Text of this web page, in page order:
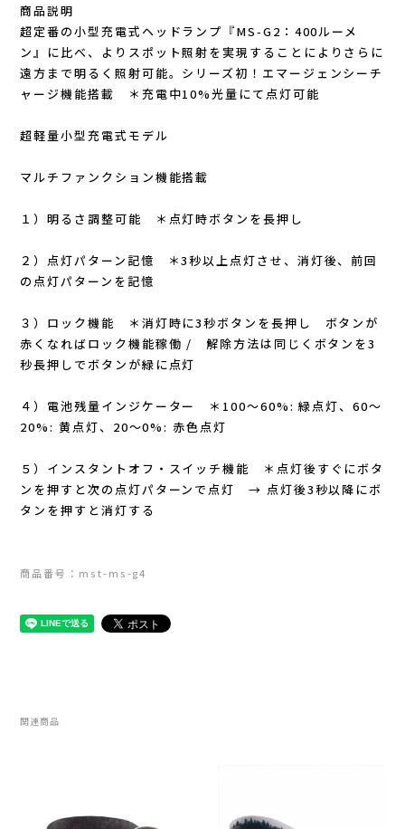
Lithe Apparel（ライテ アパレル）
LUNA SANDALS(ルナサンダル)
MMA(マウンテンマーシャルアーツ)
ドウェア)
New Era(ニューエラ)
New-HALE(ニューハレ)
NORTEC (ノルテック)
ODLO (オドロ )
商品説明
超定番の小型充電式ヘッドランプ『MS-G2：400ルーメ
ン』に比べ、よりスポット照射を実現することによりさらに
遠方まで明るく照射可能。シリーズ初！エマージェンシーチ
ャージ機能搭載 ＊充電中10%光量にて点灯可能
超軽量小型充電式モデル
マルチファンクション機能搭載
１）明るさ調整可能 ＊点灯時ボタンを長押し
２）点灯パターン記憶 ＊3秒以上点灯させ、消灯後、前回
の点灯パターンを記憶
３）ロック機能 ＊消灯時に3秒ボタンを長押し ボタンが
赤くなればロック機能稼働 / 解除方法は同じくボタンを3
秒長押しでボタンが緑に点灯
４）電池残量インジケーター ＊100～60%: 緑点灯、60～
20%: 黄点灯、20～0%: 赤色点灯
５）インスタントオフ・スイッチ機能 ＊点灯後すぐにボタ
ンを押すと次の点灯パターンで点灯 → 点灯後3秒以降にボ
タンを押すと消灯する
商品番号：mst-ms-g4
関連商品